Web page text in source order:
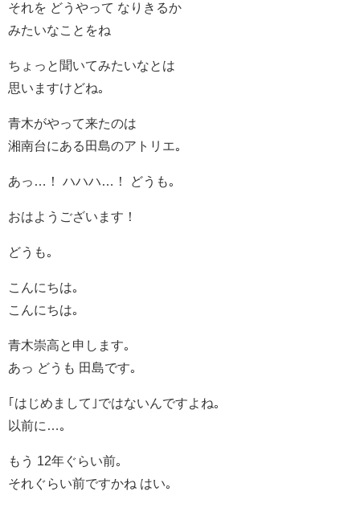
それを どうやって なりきるか
みたいなことをね
ちょっと聞いてみたいなとは
思いますけどね｡
青木がやって来たのは
湘南台にある田島のアトリエ｡
あっ…！ ハハハ…！ どうも｡
おはようございます！
どうも｡
こんにちは｡
こんにちは｡
青木崇高と申します｡
あっ どうも 田島です｡
｢はじめまして｣ではないんですよね｡
以前に…｡
もう 12年ぐらい前｡
それぐらい前ですかね はい｡